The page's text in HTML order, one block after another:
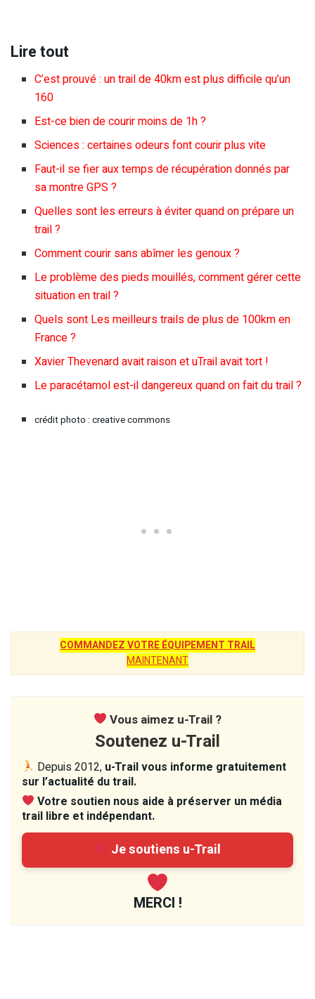
Lire tout
C’est prouvé : un trail de 40km est plus difficile qu’un
160
Est-ce bien de courir moins de 1h ?
Sciences : certaines odeurs font courir plus vite
Faut-il se fier aux temps de récupération donnés par
sa montre GPS ?
Quelles sont les erreurs à éviter quand on prépare un
trail ?
Comment courir sans abîmer les genoux ?
Le problème des pieds mouillés, comment gérer cette
situation en trail ?
Quels sont Les meilleurs trails de plus de 100km en
France ?
Xavier Thevenard avait raison et uTrail avait tort !
Le paracétamol est-il dangereux quand on fait du trail ?
crédit photo : creative commons
COMMANDEZ VOTRE ÉQUIPEMENT TRAIL
MAINTENANT
Vous aimez u-Trail ?
Soutenez u-Trail
Depuis 2012, u-Trail vous informe gratuitement
sur l’actualité du trail.
Votre soutien nous aide à préserver un média
trail libre et indépendant.
Je soutiens u-Trail
MERCI !